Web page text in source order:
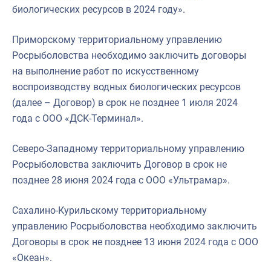
биологических ресурсов в 2024 году».
Приморскому территориальному управлению
Росрыболовства необходимо заключить договоры
на выполнение работ по искусственному
воспроизводству водных биологических ресурсов
(далее – Договор) в срок не позднее 1 июля 2024
года с ООО «ДСК-Терминал».
Северо-Западному территориальному управлению
Росрыболовства заключить Договор в срок не
позднее 28 июня 2024 года с ООО «Ультрамар».
Сахалино-Курильскому территориальному
управлению Росрыболовства необходимо заключить
Договоры в срок не позднее 13 июня 2024 года с ООО
«Океан».